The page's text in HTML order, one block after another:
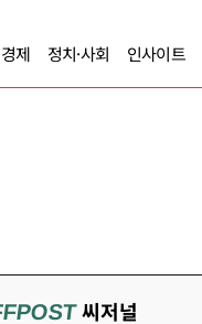
제 정치·사회 인사이트
씨저널